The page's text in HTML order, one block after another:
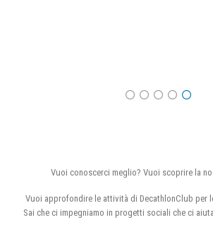
Vuoi conoscerci meglio? Vuoi scoprire la
Vuoi approfondire le attività di DecathlonClub per
Sai che ci impegniamo in progetti sociali che ci